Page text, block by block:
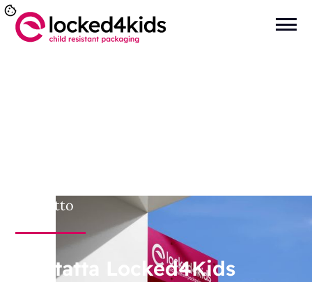
Sei qui: Home > Contatto
Contatto
Contatta Locked4Kids